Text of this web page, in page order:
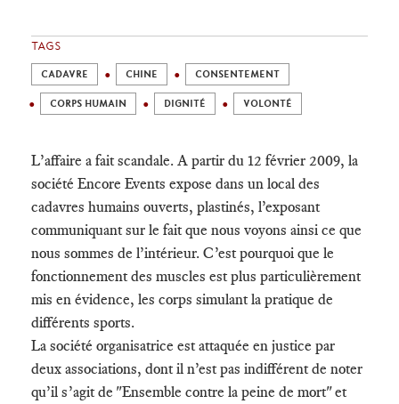
TAGS
CADAVRE CHINE CONSENTEMENT
CORPS HUMAIN DIGNITÉ VOLONTÉ
L’affaire a fait scandale. A partir du 12 février 2009, la
société Encore Events expose dans un local des
cadavres humains ouverts, plastinés, l’exposant
communiquant sur le fait que nous voyons ainsi ce que
nous sommes de l’intérieur. C’est pourquoi que le
fonctionnement des muscles est plus particulièrement
mis en évidence, les corps simulant la pratique de
différents sports.
La société organisatrice est attaquée en justice par
deux associations, dont il n’est pas indifférent de noter
qu’il s’agit de "Ensemble contre la peine de mort" et